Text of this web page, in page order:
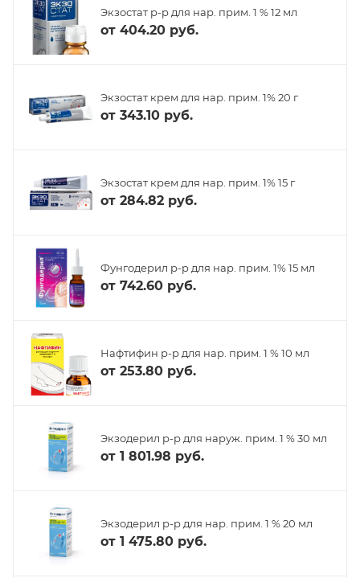
Экзостат р-р для нар. прим. 1 % 12 мл
от 404.20 руб.
Экзостат крем для нар. прим. 1% 20 г
от 343.10 руб.
Экзостат крем для нар. прим. 1% 15 г
от 284.82 руб.
Фунгодерил р-р для нар. прим. 1% 15 мл
от 742.60 руб.
Нафтифин р-р для нар. прим. 1 % 10 мл
от 253.80 руб.
Экзодерил р-р для наруж. прим. 1 % 30 мл
от 1 801.98 руб.
Экзодерил р-р для нар. прим. 1 % 20 мл
от 1 475.80 руб.